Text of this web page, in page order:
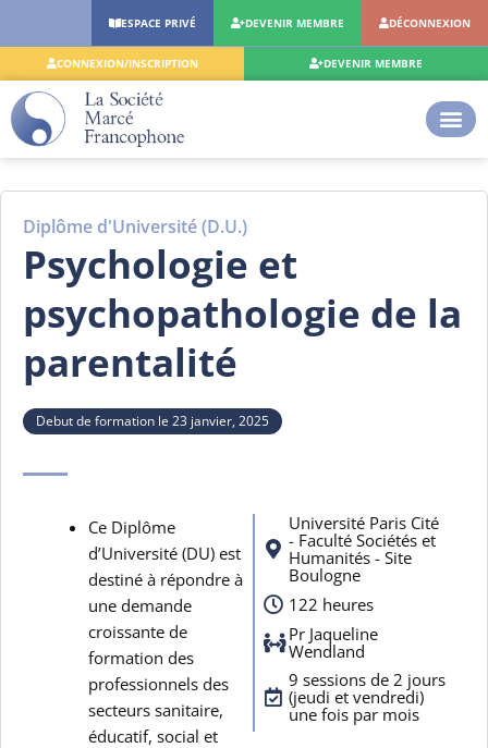
contenu
ESPACE PRIVÉ DEVENIR MEMBRE DÉCONNEXION
CONNEXION/INSCRIPTION DEVENIR MEMBRE
Diplôme d'Université (D.U.)
Psychologie et
psychopathologie de la
parentalité
Debut de formation le 23 janvier, 2025
Ce Diplôme
d’Université (DU) est
destiné à répondre à
une demande
croissante de
formation des
professionnels des
secteurs sanitaire,
éducatif, social et
Université Paris Cité
- Faculté Sociétés et
Humanités - Site
Boulogne
122 heures
Pr Jaqueline
Wendland
9 sessions de 2 jours
(jeudi et vendredi)
une fois par mois